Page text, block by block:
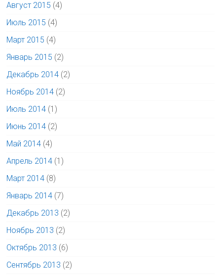
Август 2015 (4)
Июль 2015 (4)
Март 2015 (4)
Январь 2015 (2)
Декабрь 2014 (2)
Ноябрь 2014 (2)
Июль 2014 (1)
Июнь 2014 (2)
Май 2014 (4)
Апрель 2014 (1)
Март 2014 (8)
Январь 2014 (7)
Декабрь 2013 (2)
Ноябрь 2013 (2)
Октябрь 2013 (6)
Сентябрь 2013 (2)